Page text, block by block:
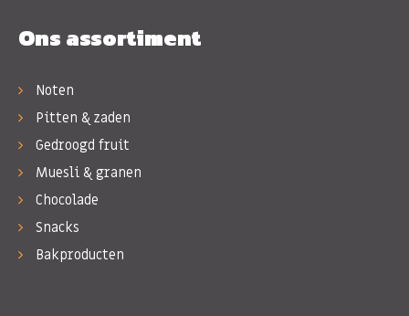
Ons assortiment
Noten
Pitten & zaden
Gedroogd fruit
Muesli & granen
Chocolade
Snacks
Bakproducten